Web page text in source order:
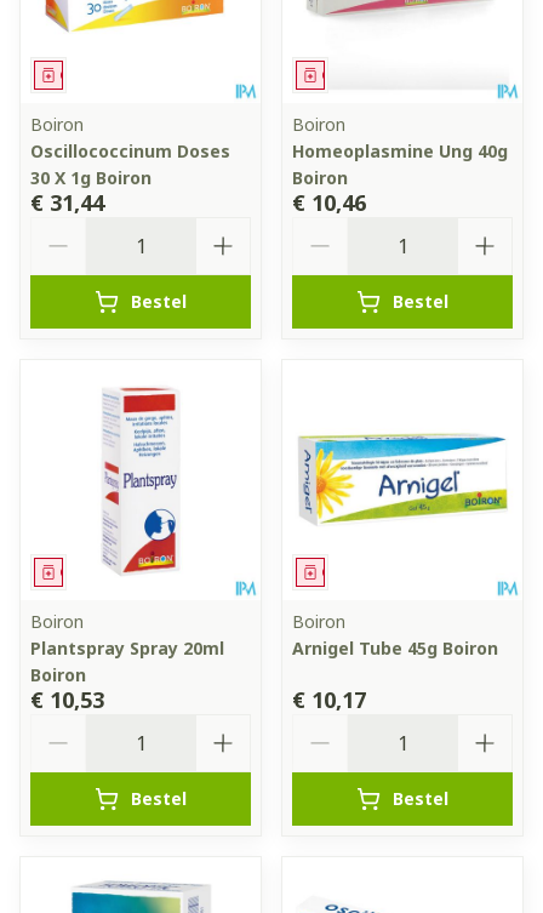
Geneesmiddel
Boiron
Oscillococcinum Doses
30 X 1g Boiron
€ 31,44
Bestel
Geneesmiddel
Boiron
Homeoplasmine Ung 40g
Boiron
€ 10,46
Bestel
Geneesmiddel
Boiron
Plantspray Spray 20ml
Boiron
€ 10,53
Bestel
Geneesmiddel
Boiron
Arnigel Tube 45g Boiron
€ 10,17
Bestel